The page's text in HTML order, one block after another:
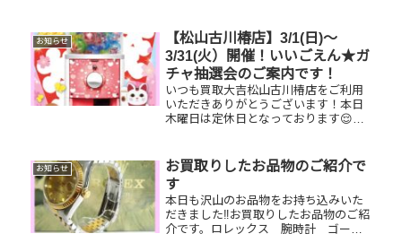
です(^^♪11,500円以上ご成約のお客様
限定でご参加いただけます...
お知らせ
【松山古川椿店】3/1(日)～
3/31(火）開催！いいごえん★ガ
チャ抽選会のご案内です！
いつも買取大吉松山古川椿店をご利用
いただきありがとうございます！本日
木曜日は定休日となっております😌
たる！いいごえん★ガチャ抽選会開催
中です！🥰11,500円以...
お知らせ
お買取りしたお品物のご紹介で
す
本日も沢山のお品物をお持ち込みいた
だきました‼️お買取りしたお品物のご紹
介です。ロレックス 腕時計 ゴール